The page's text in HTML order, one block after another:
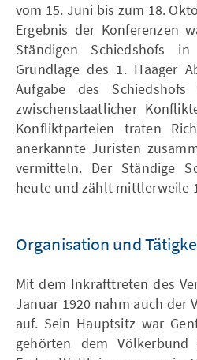
vom 15. Juni bis zum 18.
Ergebnis der Konferenzen
Ständigen Schiedshofs
Grundlage des 1. Haager
Aufgabe des
zwischenstaatlicher
Konfliktparteien traten
anerkannte Juristen
vermitteln. Der Ständige
heute und zählt mittlerweile
Organisation und
Mit dem Inkrafttreten des
Januar 1920 nahm auch der
auf. Sein Hauptsitz war
gehörten dem Völkerbund